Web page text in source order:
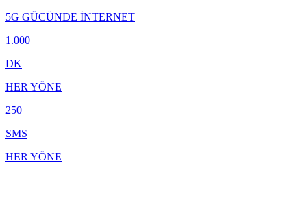
5G GÜCÜNDE İNTERNET
1.000
DK
HER YÖNE
250
SMS
HER YÖNE